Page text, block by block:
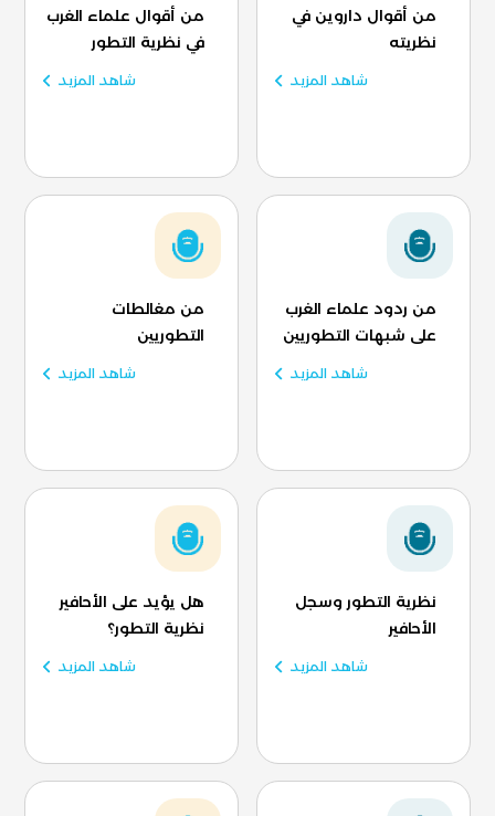
من أقوال داروين في
نظريته
شاهد المزيد
من أقوال علماء الغرب
في نظرية التطور
شاهد المزيد
من ردود علماء الغرب
على شبهات التطوريين
شاهد المزيد
من مغالطات
التطوريين
شاهد المزيد
نظرية التطور وسجل
الأحافير
شاهد المزيد
هل يؤيد على الأحافير
نظرية التطور؟
شاهد المزيد